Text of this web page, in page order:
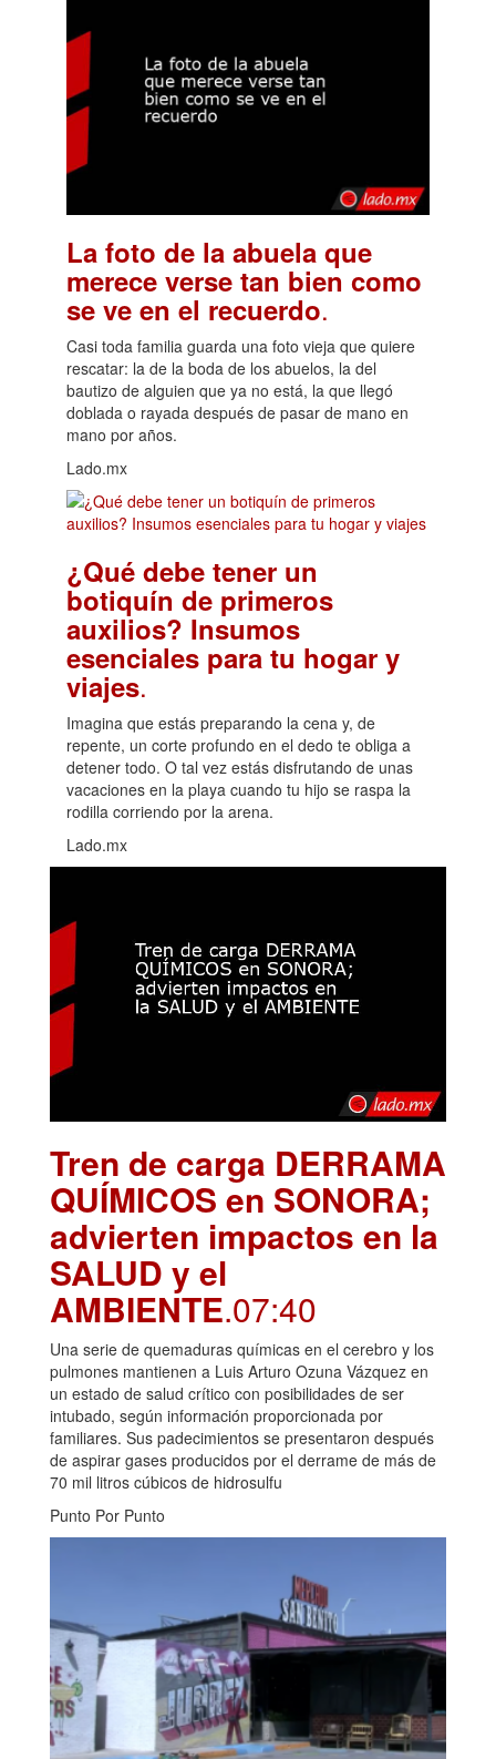
La foto de la abuela que
merece verse tan bien como
se ve en el recuerdo.
Casi toda familia guarda una foto vieja que quiere
rescatar: la de la boda de los abuelos, la del
bautizo de alguien que ya no está, la que llegó
doblada o rayada después de pasar de mano en
mano por años.
Lado.mx
¿Qué debe tener un
botiquín de primeros
auxilios? Insumos
esenciales para tu hogar y
viajes.
Imagina que estás preparando la cena y, de
repente, un corte profundo en el dedo te obliga a
detener todo. O tal vez estás disfrutando de unas
vacaciones en la playa cuando tu hijo se raspa la
rodilla corriendo por la arena.
Lado.mx
Tren de carga DERRAMA
QUÍMICOS en SONORA;
advierten impactos en la
SALUD y el
AMBIENTE.07:40
Una serie de quemaduras químicas en el cerebro y los
pulmones mantienen a Luis Arturo Ozuna Vázquez en
un estado de salud crítico con posibilidades de ser
intubado, según información proporcionada por
familiares. Sus padecimientos se presentaron después
de aspirar gases producidos por el derrame de más de
70 mil litros cúbicos de hidrosulfu
Punto Por Punto